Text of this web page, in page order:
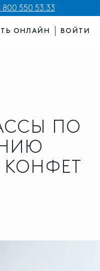
800 550 53 33
ОНЛАЙН ВОЙТИ
ПО
КОНФЕТ